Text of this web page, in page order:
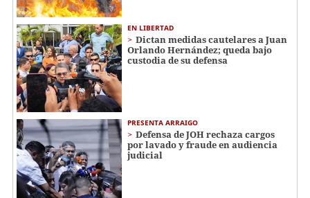
EN LIBERTAD
Dictan medidas cautelares a Juan
Orlando Hernández; queda bajo
custodia de su defensa
PRESENTA ARRAIGO
Defensa de JOH rechaza cargos
por lavado y fraude en audiencia
judicial